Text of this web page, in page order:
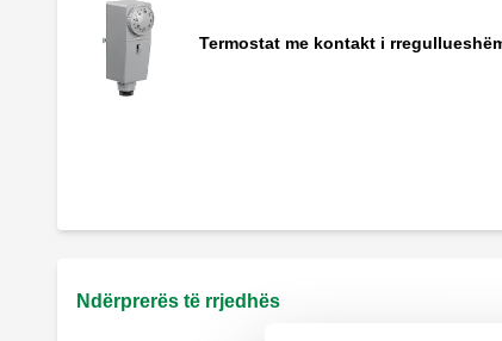
Termostat me kontakt i
Ndërprerës të rrjedhës